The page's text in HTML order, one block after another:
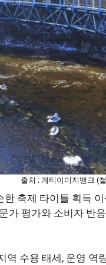
출처 : 게티이미지뱅크 (
축제 타이틀 획득
가 평가와 소비자 반
역 수용 태세, 운영